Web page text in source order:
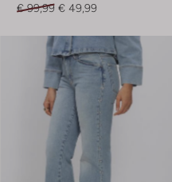
€ 99,99 € 49,99